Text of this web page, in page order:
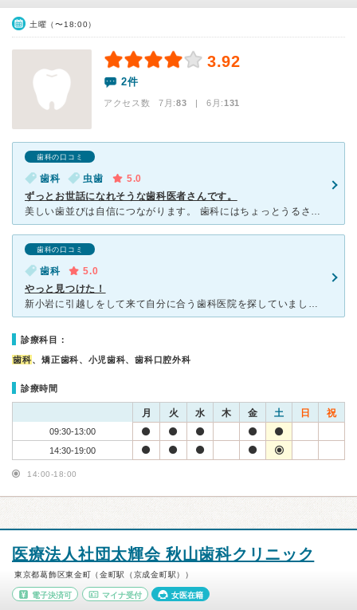
土曜（〜18:00）
3.92
2件
アクセス数 7月:83 | 6月:131
歯科の口コミ
歯科 虫歯
5.0
ずっとお世話になれそうな歯科医者さんです。
美しい歯並びは自信につながります。 歯科にはちょっとうるさい私は新小岩でたくさんの歯科に通いました。やっと見つけたのが【ケイ歯科】既に今日で６回目、新規開業なのでもちろん綺麗！最新式の設備は素晴らし
歯科の口コミ
歯科
5.0
やっと見つけた！
新小岩に引越しをして来て自分に合う歯科医院を探していましたが、やっと見つけました。 最近の医院は感じは良くても、どんどん自費治療の方へ誘導する傾向が多いと感じていましたが、こちらは最初に治療方針
診療科目：
歯科、矯正歯科、小児歯科、歯科口腔外科
診療時間
月 火 水 木 金 土 日 祝
09:30-13:00
14:30-19:00
14:00-18:00
医療法人社団太輝会 秋山歯科クリニック
東京都葛飾区東金町（金町駅（京成金町駅））
電子決済可 マイナ受付 女医在籍